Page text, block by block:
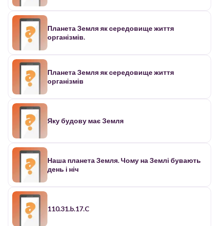
Планета Земля як середовище життя
організмів.
Планета Земля як середовище життя
організмів
Яку будову має Земля
Наша планета Земля. Чому на Землі бувають
день і ніч
110.31.b.17.C